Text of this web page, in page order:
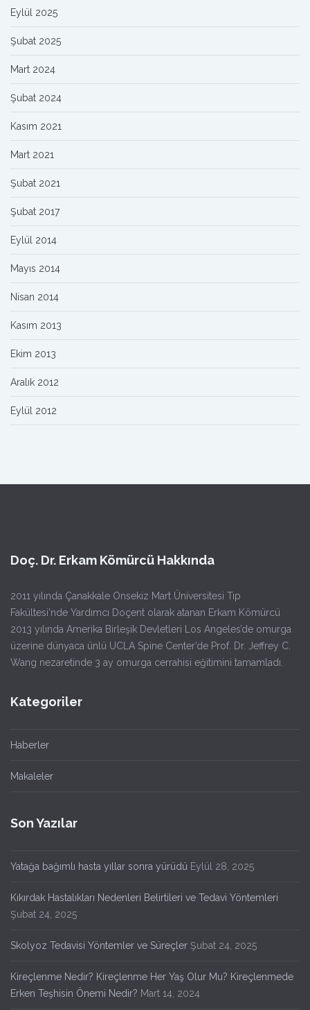
Eylül 2025
Şubat 2025
Mart 2024
Şubat 2024
Kasım 2021
Mart 2021
Şubat 2021
Şubat 2017
Eylül 2014
Mayıs 2014
Nisan 2014
Kasım 2013
Ekim 2013
Aralık 2012
Eylül 2012
Doç. Dr. Erkam Kömürcü Hakkında
2011 yılında Çanakkale Onsekiz Mart Üniversitesi Tıp
Fakültesi'nde Yardımcı Doçent olarak atanan Erkam Kömürcü
2013 yılında Amerika Birleşik Devletleri Los Angeles’de omurga
üzerine dünyaca ünlü UCLA Spine Center’de Prof. Dr. Jeffrey C.
Wang nezaretinde 3 ay omurga cerrahisi eğitimini tamamladı.
Kategoriler
Haberler
Makaleler
Son Yazılar
Yatağa bağımlı hasta yıllar sonra yürüdü Eylül 28, 2025
Kıkırdak Hastalıkları Nedenleri Belirtileri ve Tedavi Yöntemleri
Şubat 24, 2025
Skolyoz Tedavisi Yöntemler ve Süreçler Şubat 24, 2025
Kireçlenme Nedir? Kireçlenme Her Yaş Olur Mu? Kireçlenmede
Erken Teşhisin Önemi Nedir? Mart 14, 2024